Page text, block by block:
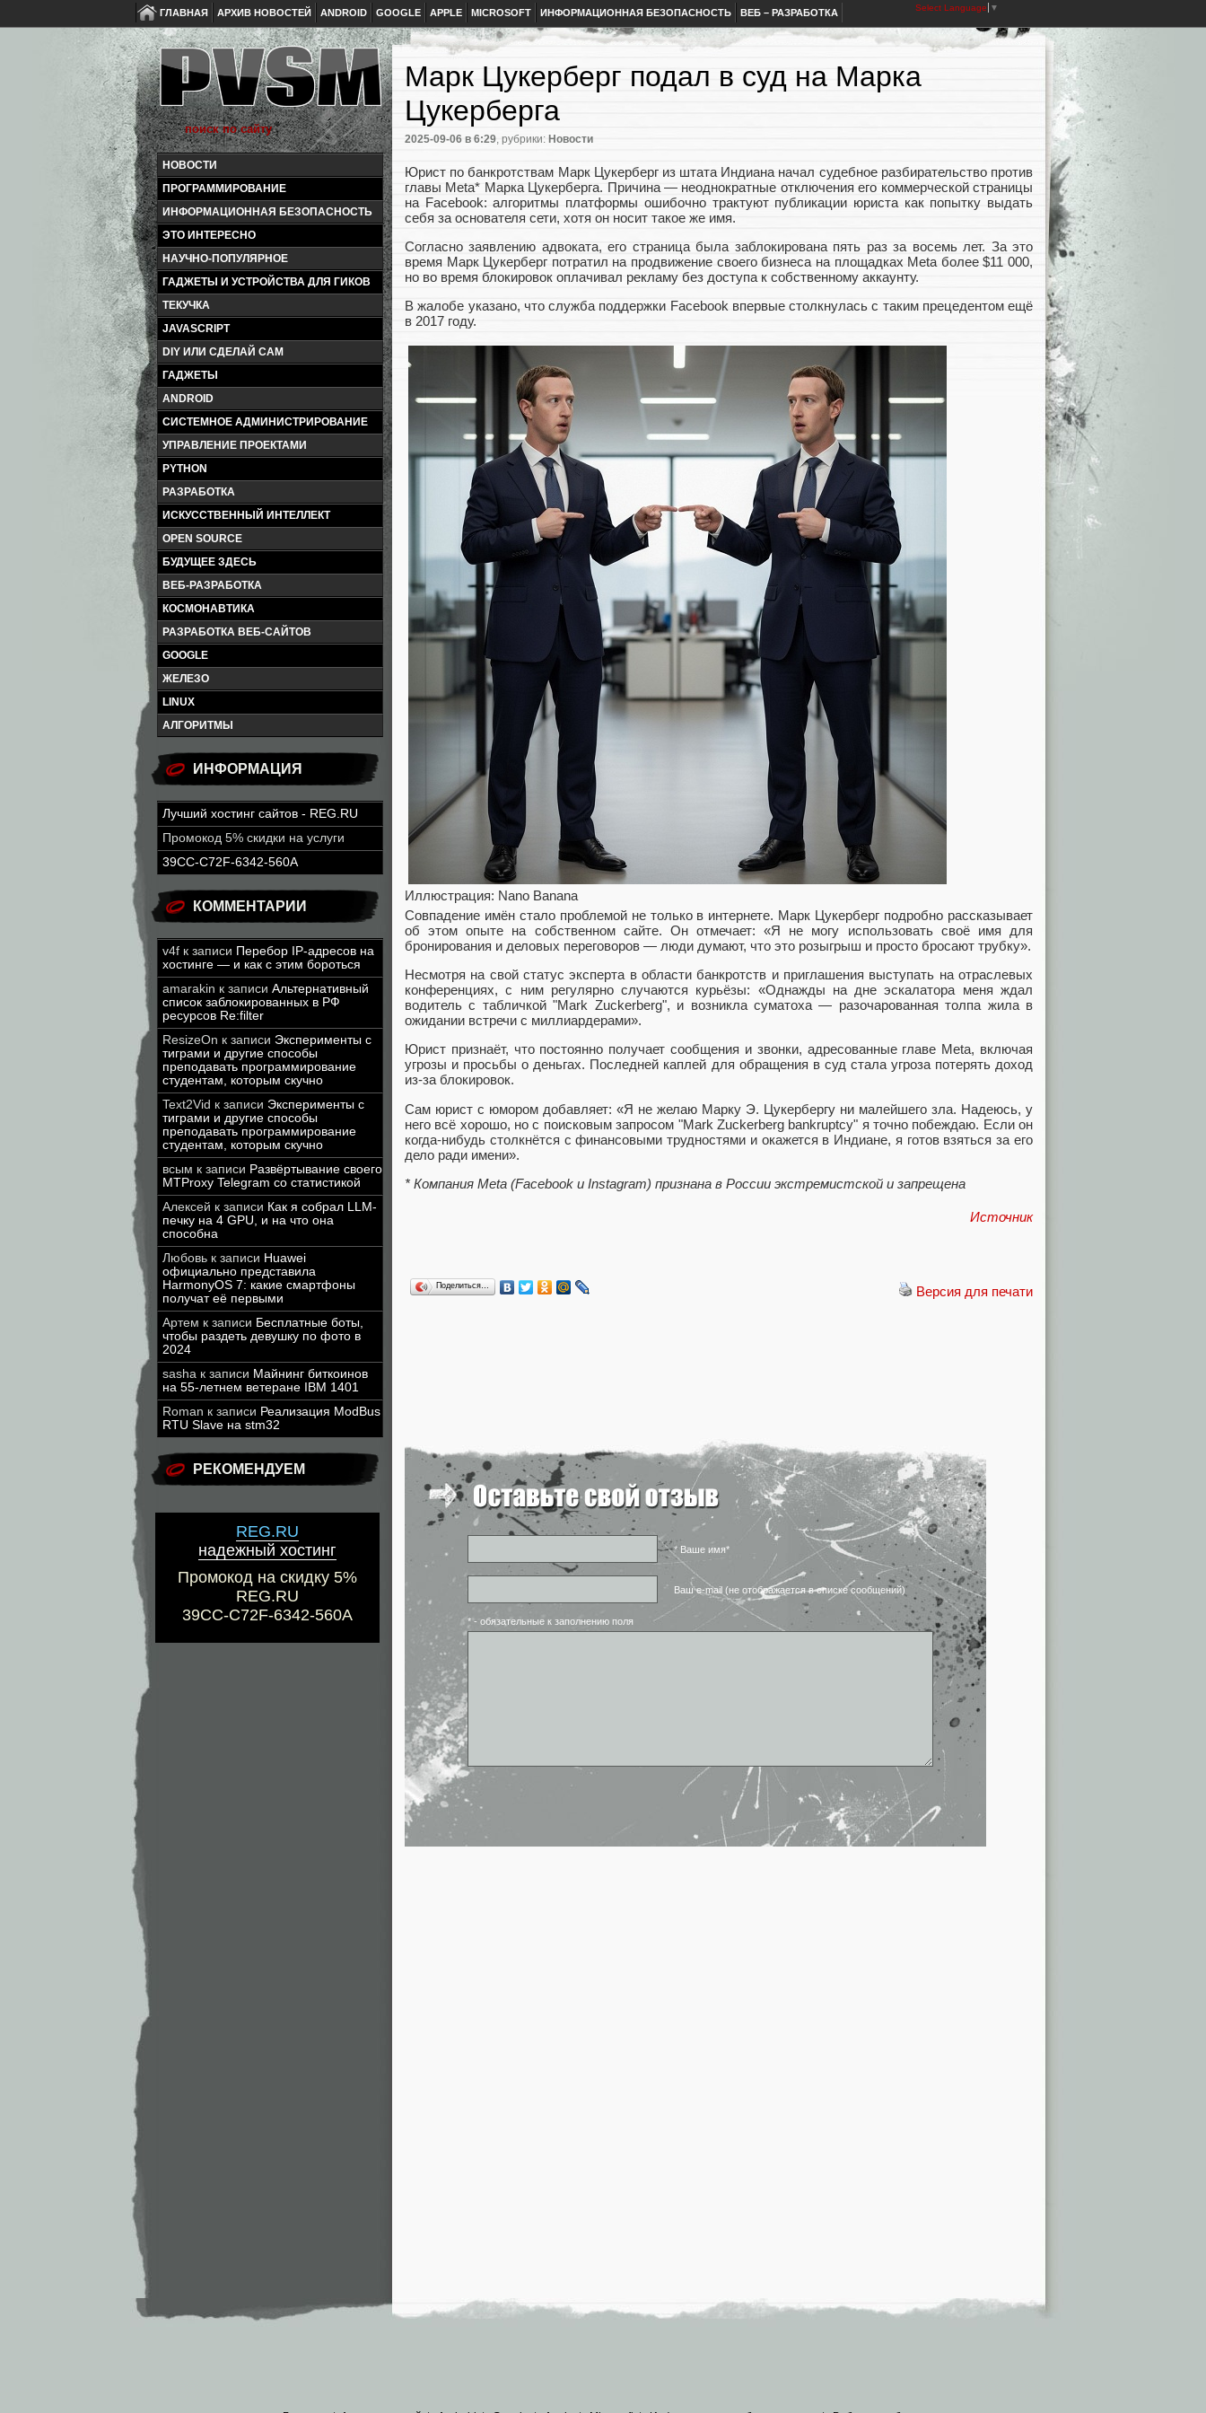
ГЛАВНАЯ АРХИВ НОВОСТЕЙ ANDROID GOOGLE APPLE MICROSOFT ИНФОРМАЦИОННАЯ БЕЗОПАСНОСТЬ ВЕБ – РАЗРАБОТКА Select Language ▼
НОВОСТИ
ПРОГРАММИРОВАНИЕ
ИНФОРМАЦИОННАЯ БЕЗОПАСНОСТЬ
ЭТО ИНТЕРЕСНО
НАУЧНО-ПОПУЛЯРНОЕ
ГАДЖЕТЫ И УСТРОЙСТВА ДЛЯ ГИКОВ
ТЕКУЧКА
JAVASCRIPT
DIY ИЛИ СДЕЛАЙ САМ
ГАДЖЕТЫ
ANDROID
СИСТЕМНОЕ АДМИНИСТРИРОВАНИЕ
УПРАВЛЕНИЕ ПРОЕКТАМИ
PYTHON
РАЗРАБОТКА
ИСКУССТВЕННЫЙ ИНТЕЛЛЕКТ
OPEN SOURCE
БУДУЩЕЕ ЗДЕСЬ
ВЕБ-РАЗРАБОТКА
КОСМОНАВТИКА
РАЗРАБОТКА ВЕБ-САЙТОВ
GOOGLE
ЖЕЛЕЗО
LINUX
АЛГОРИТМЫ
ИНФОРМАЦИЯ
Лучший хостинг сайтов - REG.RU
Промокод 5% скидки на услуги
39CC-C72F-6342-560A
КОММЕНТАРИИ
v4f к записи Перебор IP-адресов на
хостинге — и как с этим бороться
amarakin к записи Альтернативный
список заблокированных в РФ
ресурсов Re:filter
ResizeOn к записи Эксперименты с
тиграми и другие способы
преподавать программирование
студентам, которым скучно
Text2Vid к записи Эксперименты с
тиграми и другие способы
преподавать программирование
студентам, которым скучно
всым к записи Развёртывание своего
MTProxy Telegram со статистикой
Алексей к записи Как я собрал LLM-
печку на 4 GPU, и на что она
способна
Любовь к записи Huawei
официально представила
HarmonyOS 7: какие смартфоны
получат её первыми
Артем к записи Бесплатные боты,
чтобы раздеть девушку по фото в
2024
sasha к записи Майнинг биткоинов
на 55-летнем ветеране IBM 1401
Roman к записи Реализация ModBus
RTU Slave на stm32
РЕКОМЕНДУЕМ
REG.RU
надежный хостинг
Промокод на скидку 5%
REG.RU
39CC-C72F-6342-560A
Марк Цукерберг подал в суд на Марка
Цукерберга
2025-09-06 в 6:29, рубрики: Новости
Юрист по банкротствам Марк Цукерберг из штата Индиана начал судебное разбирательство против
главы Meta* Марка Цукерберга. Причина — неоднократные отключения его коммерческой страницы
на Facebook: алгоритмы платформы ошибочно трактуют публикации юриста как попытку выдать
себя за основателя сети, хотя он носит такое же имя.
Согласно заявлению адвоката, его страница была заблокирована пять раз за восемь лет. За это
время Марк Цукерберг потратил на продвижение своего бизнеса на площадках Meta более $11 000,
но во время блокировок оплачивал рекламу без доступа к собственному аккаунту.
В жалобе указано, что служба поддержки Facebook впервые столкнулась с таким прецедентом ещё
в 2017 году.
Иллюстрация: Nano Banana
Совпадение имён стало проблемой не только в интернете. Марк Цукерберг подробно рассказывает
об этом опыте на собственном сайте. Он отмечает: «Я не могу использовать своё имя для
бронирования и деловых переговоров — люди думают, что это розыгрыш и просто бросают трубку».
Несмотря на свой статус эксперта в области банкротств и приглашения выступать на отраслевых
конференциях, с ним регулярно случаются курьёзы: «Однажды на дне эскалатора меня ждал
водитель с табличкой "Mark Zuckerberg", и возникла суматоха — разочарованная толпа жила в
ожидании встречи с миллиардерами».
Юрист признаёт, что постоянно получает сообщения и звонки, адресованные главе Meta, включая
угрозы и просьбы о деньгах. Последней каплей для обращения в суд стала угроза потерять доход
из-за блокировок.
Сам юрист с юмором добавляет: «Я не желаю Марку Э. Цукербергу ни малейшего зла. Надеюсь, у
него всё хорошо, но с поисковым запросом "Mark Zuckerberg bankruptcy" я точно побеждаю. Если он
когда-нибудь столкнётся с финансовыми трудностями и окажется в Индиане, я готов взяться за его
дело ради имени».
* Компания Meta (Facebook и Instagram) признана в России экстремистской и запрещена
Источник
Версия для печати
Поделиться…
* Ваше имя*
Ваш e-mail (не отображается в списке сообщений)
* - обязательные к заполнению поля